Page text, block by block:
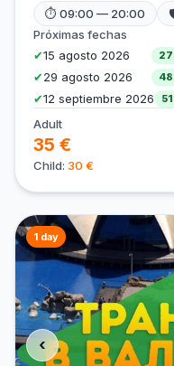
⏱ 09:00 — 20:00
Próximas fechas
✔15 agosto 2026
✔29 agosto 2026
✔12 septiembre 2026
Adult
35 €
Child: 30 €
‹
1 day